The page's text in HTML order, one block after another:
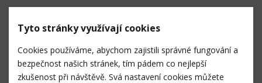
WA4009 - USB adaptér na baterii
Tyto stránky využívají cookies
Cookies používáme, abychom zajistili správné fungování a
bezpečnost našich stránek, tím pádem co nejlepší
zkušenost při návštěvě. Svá nastavení cookies můžete